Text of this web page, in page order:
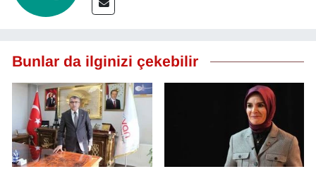
Bunlar da ilginizi çekebilir